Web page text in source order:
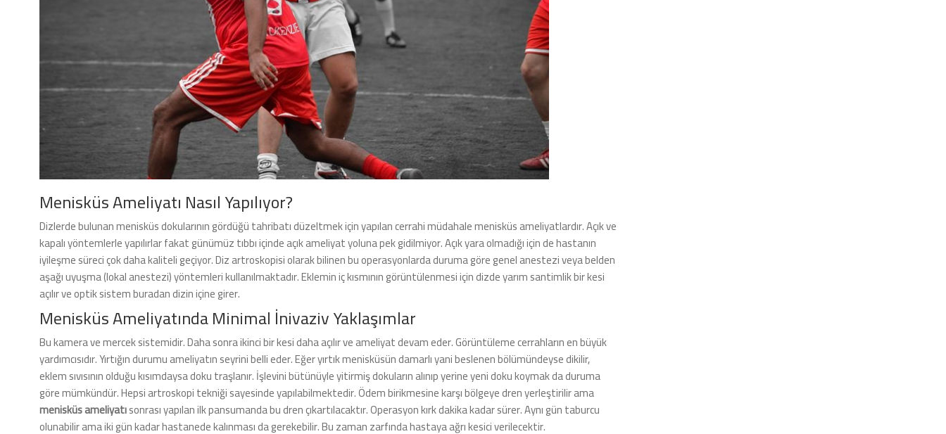
Menisküs Ameliyatı Nasıl Yapılıyor?
Dizlerde bulunan menisküs dokularının gördüğü tahribatı düzeltmek için yapılan cerrahi müdahale menisküs ameliyatlardır. Açık ve
kapalı yöntemlerle yapılırlar fakat günümüz tıbbı içinde açık ameliyat yoluna pek gidilmiyor. Açık yara olmadığı için de hastanın
iyileşme süreci çok daha kaliteli geçiyor. Diz artroskopisi olarak bilinen bu operasyonlarda duruma göre genel anestezi veya belden
aşağı uyuşma (lokal anestezi) yöntemleri kullanılmaktadır. Eklemin iç kısmının görüntülenmesi için dizde yarım santimlik bir kesi
açılır ve optik sistem buradan dizin içine girer.
Menisküs Ameliyatında Minimal İnivaziv Yaklaşımlar
Bu kamera ve mercek sistemidir. Daha sonra ikinci bir kesi daha açılır ve ameliyat devam eder. Görüntüleme cerrahların en büyük
yardımcısıdır. Yırtığın durumu ameliyatın seyrini belli eder. Eğer yırtık menisküsün damarlı yani beslenen bölümündeyse dikilir,
eklem sıvısının olduğu kısımdaysa doku traşlanır. İşlevini bütünüyle yitirmiş dokuların alınıp yerine yeni doku koymak da duruma
göre mümkündür. Hepsi artroskopi tekniği sayesinde yapılabilmektedir. Ödem birikmesine karşı bölgeye dren yerleştirilir ama
menisküs ameliyatısonrası yapılan ilk pansumanda bu dren çıkartılacaktır. Operasyon kırk dakika kadar sürer. Aynı gün taburcu
olunabilir ama iki gün kadar hastanede kalınması da gerekebilir. Bu zaman zarfında hastaya ağrı kesici verilecektir.